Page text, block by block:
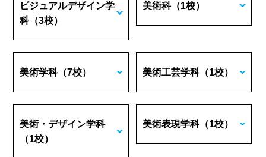
ビジュアルデザイン学
科（3校）
美術科（1校）
美術学科（7校） 美術工芸学科（1校）
美術・デザイン学科
（1校）
美術表現学科（1校）